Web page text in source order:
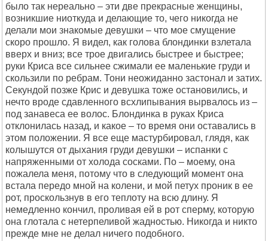
было так нереально – эти две прекрасные женщины,
возникшие ниоткуда и делающие то, чего никогда не
делали мои знакомые девушки – что мое смущение
скоро прошло. Я видел, как голова блондинки взлетала
вверх и вниз; все трое двигались быстрее и быстрее;
руки Криса все сильнее сжимали ее маленькие груди и
скользили по ребрам. Тони неожиданно застонал и затих.
Секундой позже Крис и девушка тоже остановились, и
нечто вроде сдавленного всхлипывания вырвалось из –
под занавеса ее волос. Блондинка в руках Криса
отклонилась назад, и какое – то время они оставались в
этом положении. Я все еще мастурбировал, глядя, как
колышутся от дыхания груди девушки – испанки с
напряженными от холода сосками. По – моему, она
пожалела меня, потому что в следующий момент она
встала передо мной на колени, и мой петух проник в ее
рот, проскользнув в его теплоту на всю длину. Я
немедленно кончил, проливая ей в рот сперму, которую
она глотала с нетерпеливой жадностью. Никогда и никто
прежде мне не делал ничего подобного.